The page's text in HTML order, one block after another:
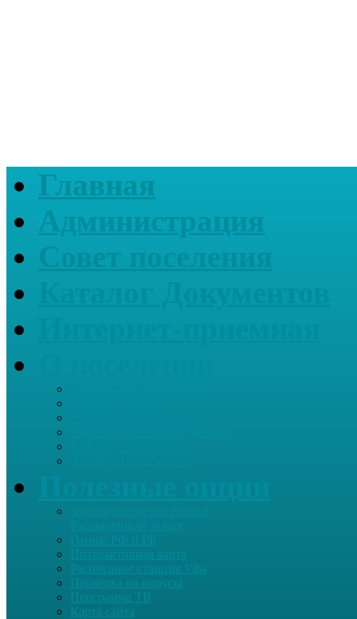
Главная
Администрация
Гимны РФ и РБ
Интерактивная карта
Расписание станция Уфа
Проверка на вирусы
Программа ТВ
Карта сайта